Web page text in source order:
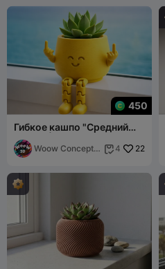
450
Гибкое кашпо "Средний
палец" | Шарнирный
горшок-смайлик для
растений
Woow Concept
 4 22